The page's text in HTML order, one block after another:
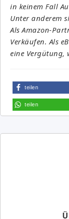
in keinem Fall
Unter anderem
Als Amazon-
Verkäufen. Als
eine Vergütung,
teilen
teilen